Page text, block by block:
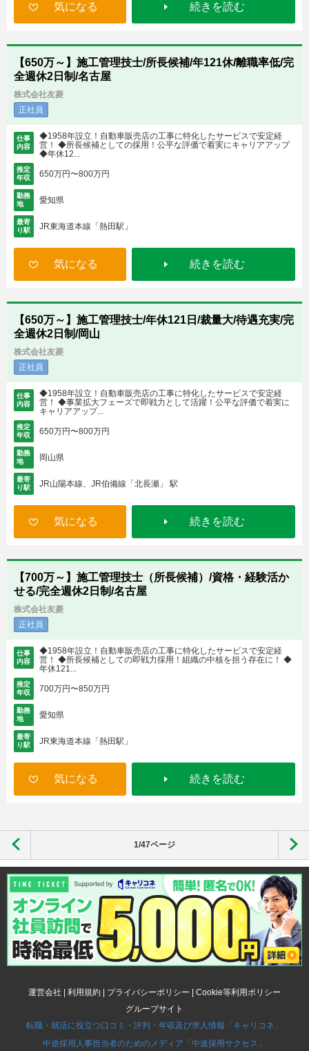
気になる 続きを読む
【650万～】施工管理技士/所長候補/年121休/離職率低/完
全週休2日制/名古屋
株式会社友菱
正社員
仕事
内容
◆1958年設立！自動車販売店の工事に特化したサービスで安定経
営！ ◆所長候補としての採用！公平な評価で着実にキャリアアップ
◆年休12...
推定
年収
650万円〜800万円
勤務
地
愛知県
最寄
り駅
JR東海道本線「熱田駅」
気になる 続きを読む
【650万～】施工管理技士/年休121日/裁量大/待遇充実/完
全週休2日制/岡山
株式会社友菱
正社員
仕事
内容
◆1958年設立！自動車販売店の工事に特化したサービスで安定経
営！ ◆事業拡大フェーズで即戦力として活躍！公平な評価で着実に
キャリアアップ...
推定
年収
650万円〜800万円
勤務
地
岡山県
最寄
り駅
JR山陽本線、JR伯備線「北長瀬」 駅
気になる 続きを読む
【700万～】施工管理技士（所長候補）/資格・経験活か
せる/完全週休2日制/名古屋
株式会社友菱
正社員
仕事
内容
◆1958年設立！自動車販売店の工事に特化したサービスで安定経
営！ ◆所長候補としての即戦力採用！組織の中核を担う存在に！ ◆
年休121...
推定
年収
700万円〜850万円
勤務
地
愛知県
最寄
り駅
JR東海道本線「熱田駅」
気になる 続きを読む
1/47ページ
運営会社 | 利用規約 | プライバシーポリシー | Cookie等利用ポリシー
グループサイト
転職・就活に役立つ口コミ・評判・年収及び求人情報「キャリコネ」
中途採用人事担当者のためのメディア「中途採用サクセス」